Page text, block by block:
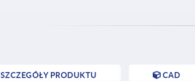
SZCZEGÓŁY PRODUKTU CAD